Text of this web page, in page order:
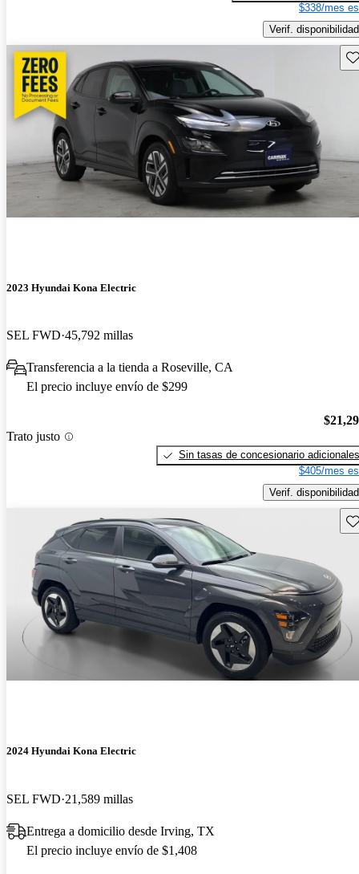
$338/mes
Verif. disponibilidad
2023 Hyundai Kona Electric
SEL FWD 45,792 millas
Transferencia a la tienda a Roseville, CA
El precio incluye envío de $299
Trato justo
Sin tasas de concesionario adicionales
$405/mes
Verif. disponibilidad
2024 Hyundai Kona Electric
SEL FWD 21,589 millas
Entrega a domicilio desde Irving, TX
El precio incluye envío de $1,408